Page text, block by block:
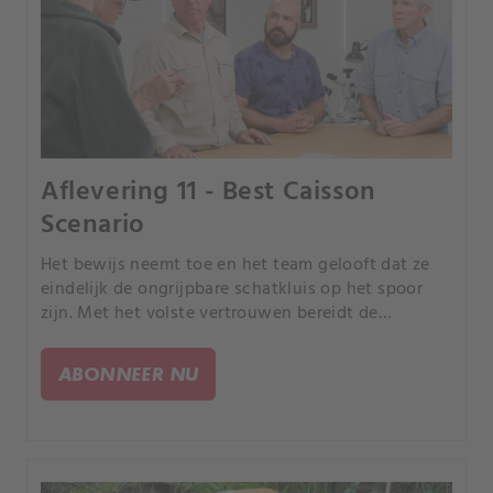
Aflevering 11 - Best Caisson
Scenario
Het bewijs neemt toe en het team gelooft dat ze
eindelijk de ongrijpbare schatkluis op het spoor
zijn. Met het volste vertrouwen bereidt de
terwijl ze de caissons oproepen.
ABONNEER NU